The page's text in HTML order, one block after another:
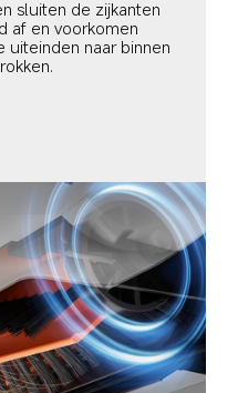
sluiten de zijkanten
af en voorkomen
uiteinden naar binnen